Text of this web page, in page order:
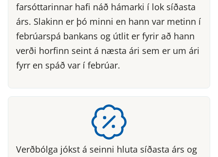
farsóttarinnar hafi náð hámarki í lok síðasta
árs. Slakinn er þó minni en hann var metinn í
febrúarspá bankans og útlit er fyrir að hann
verði horfinn seint á næsta ári sem er um ári
fyrr en spáð var í febrúar.
Verðbólga jókst á seinni hluta síðasta árs og